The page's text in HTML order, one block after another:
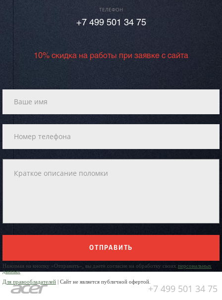
ТЕЛЕФОН
+7 499 501 34 75
10% скидка на работы при заявке с сайта
ОТПРАВИТЬ
Нажимая на кнопку «Отправить», вы даете согласие на обработку своих персональных
данных
Для правообладателей | Сайт не является публичной офертой.
+7 499 501 34 75